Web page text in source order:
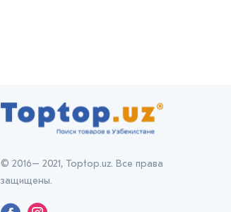
© 2016– 2021, Toptop.uz. Все права
защищены.